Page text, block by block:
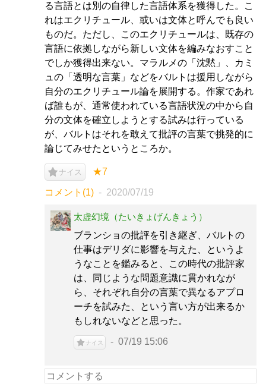
る言語とは別の自律した言語体系を獲得した。こ
れはエクリチュール、或いは文体と呼んでも良い
ものだ。ただし、このエクリチュールは、既存の
言語に依拠しながら新しい文体を編みなおすこと
でしか獲得出来ない。マラルメの「沈黙」、カミ
ュの「透明な言葉」などをバルトは援用しながら
自分のエクリチュール論を展開する。作家であれ
ば誰もが、通常使われている言語状況の中から自
分の文体を確立しようとする試みは行っている
が、バルトはそれを敢えて批評の言葉で挑発的に
論じてみせたというところか。
ナイス ★7
コメント(1) 2020/07/19
太虚幻境（たいきょげんきょう）
ブランショの批評を引き継ぎ、バルトの
仕事はデリダに影響を与えた、というよ
うなことを鑑みると、この時代の批評家
は、同じような問題意識に貫かれなが
ら、それぞれ自分の言葉で異なるアプロ
ーチを試みた、という言い方が出来るか
もしれないなどと思った。
ナイス 07/19 15:06